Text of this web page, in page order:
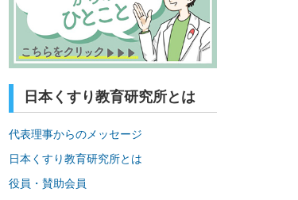
日本くすり教育研究所とは
代表理事からのメッセージ
日本くすり教育研究所とは
役員・賛助会員